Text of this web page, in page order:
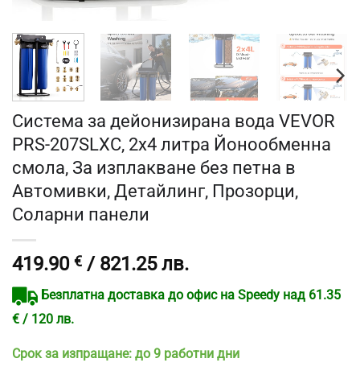
Система за дейонизирана вода VEVOR
PRS-207SLXC, 2х4 литра Йонообменна
смола, За изплакване без петна в
Автомивки, Детайлинг, Прозорци,
Соларни панели
419.90 € / 821.25 лв.
Безплатна доставка до офис на Speedy над 61.35
€ / 120 лв.
Срок за изпращане: до 9 работни дни